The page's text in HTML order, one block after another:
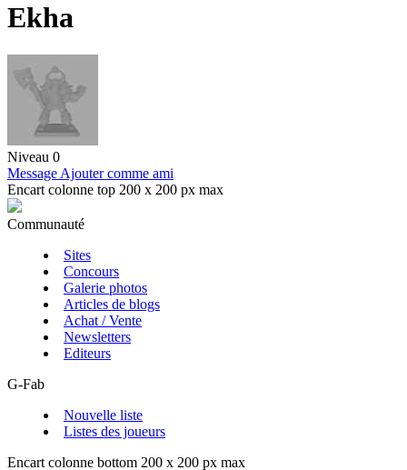
Ekha
Niveau 0
Message Ajouter comme ami
Encart colonne top 200 x 200 px max
Communauté
Sites
Concours
Galerie photos
Articles de blogs
Achat / Vente
Newsletters
Editeurs
G-Fab
Nouvelle liste
Listes des joueurs
Encart colonne bottom 200 x 200 px max